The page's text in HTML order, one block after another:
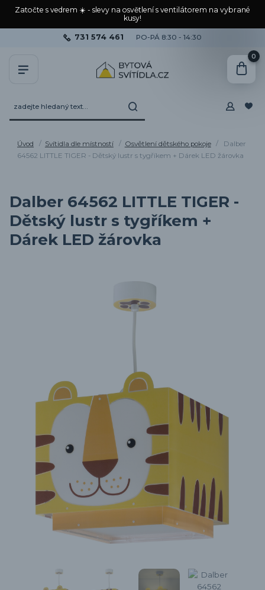
Zatočte s vedrem ☀️ - slevy na osvětlení s ventilátorem na vybrané
kusy!
731 574 461 PO-PÁ 8:30 - 14:30
0
Úvod Svítidla dle místností Osvětlení dětského pokoje
Dalber
64562 LITTLE TIGER - Dětský lustr s tygříkem + Dárek LED žárovka
Dalber 64562 LITTLE TIGER -
Dětský lustr s tygříkem +
Dárek LED žárovka